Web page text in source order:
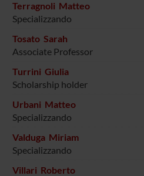
Terragnoli Matteo
Specializzando
Tosato Sarah
Associate Professor
Turrini Giulia
Scholarship holder
Urbani Matteo
Specializzando
Valduga Miriam
Specializzando
Villari Roberto